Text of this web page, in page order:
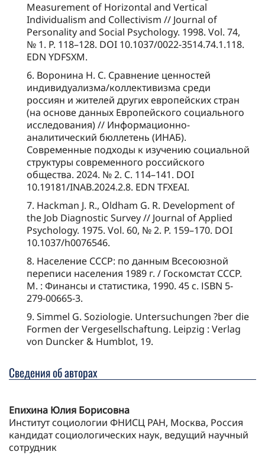
Measurement of Horizontal and Vertical
Individualism and Collectivism // Journal of
Personality and Social Psychology. 1998. Vol. 74,
№ 1. P. 118–128. DOI 10.1037/0022-3514.74.1.118.
EDN YDFSXM.
6. Воронина Н. С. Сравнение ценностей
индивидуализма/коллективизма среди
россиян и жителей других европейских стран
(на основе данных Европейского социального
исследования) // Информационно-
аналитический бюллетень (ИНАБ).
Современные подходы к изучению социальной
структуры современного российского
общества. 2024. № 2. C. 114–141. DOI
10.19181/INAB.2024.2.8. EDN TFXEAI.
7. Hackman J. R., Oldham G. R. Development of
the Job Diagnostic Survey // Journal of Applied
Psychology. 1975. Vol. 60, № 2. P. 159–170. DOI
10.1037/h0076546.
8. Население СССР: по данным Всесоюзной
переписи населения 1989 г. / Госкомстат СССР.
М. : Финансы и статистика, 1990. 45 с. ІSВN 5-
279-00665-3.
9. Simmel G. Soziologie. Untersuchungen ?ber die
Formen der Vergesellschaftung. Leipzig : Verlag
von Duncker & Humblot, 19.
Сведения об авторах
Епихина Юлия Борисовна
Институт социологии ФНИСЦ РАН, Москва, Россия
кандидат социологических наук, ведущий научный
сотрудник